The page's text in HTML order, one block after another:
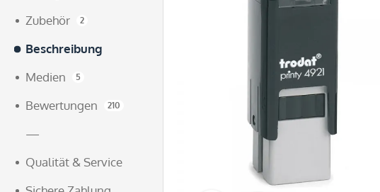
Zubehör 2
Beschreibung
Medien
5
Bewertungen 210
—
Qualität & Service